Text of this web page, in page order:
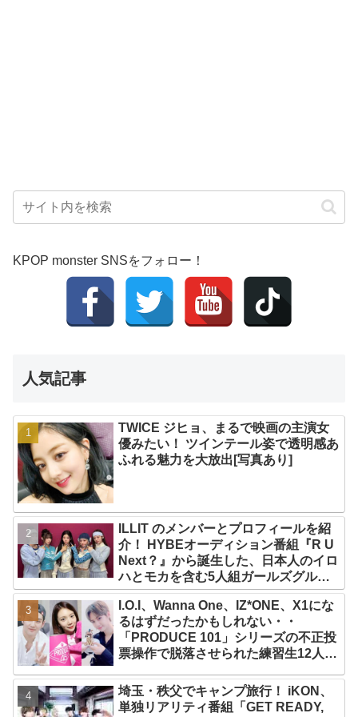
KPOP monster SNSをフォロー！
人気記事
TWICE ジヒョ、まるで映画の主演女
優みたい！ ツインテール姿で透明感あ
ふれる魅力を大放出[写真あり]
ILLIT のメンバーとプロフィールを紹
介！ HYBEオーディション番組『R U
Next？』から誕生した、日本人のイロ
ハとモカを含む5人組ガールズグルー
プ！ デビュー曲「Magnetic」がいき
なりの大ヒット
I.O.I、Wanna One、IZ*ONE、X1にな
るはずだったかもしれない・・
「PRODUCE 101」シリーズの不正投
票操作で脱落させられた練習生12人の
埼玉・秩父でキャンプ旅行！ iKON、
単独リアリティ番組「GET READY,